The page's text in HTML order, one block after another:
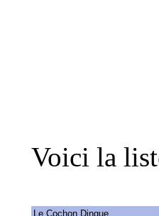
Voici la
Le Cochon Dingue